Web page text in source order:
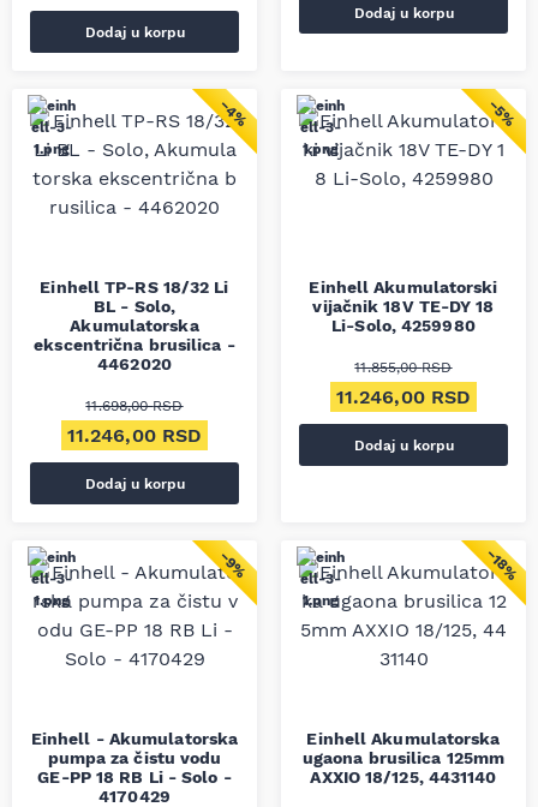
Dodaj u korpu
Dodaj u korpu
−4%
Einhell TP-RS 18/32 Li
BL - Solo,
Akumulatorska
ekscentrična brusilica -
4462020
11.698,00RSD
Originalna cena je bila: 11.698,00 RSD.
11.246,00 RSD Trenutna cena je: 11.246,00 RSD.
Dodaj u korpu
−5%
Einhell Akumulatorski
vijačnik 18V TE-DY 18
Li-Solo, 4259980
11.855,00RSD
Originalna cena je
11.246,00 RSD
Dodaj u korpu
−9%
Einhell - Akumulatorska
pumpa za čistu vodu
GE-PP 18 RB Li - Solo -
4170429
−18%
Einhell Akumulatorska
ugaona brusilica 125mm
AXXIO 18/125, 4431140